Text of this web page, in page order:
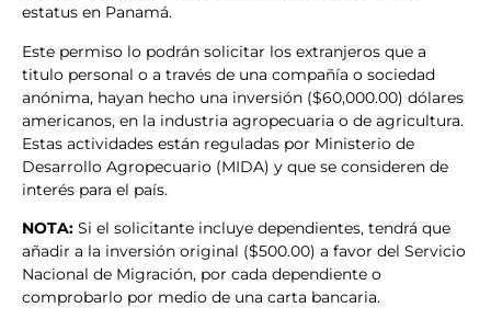
estatus en Panamá.
Este permiso lo podrán solicitar los extranjeros que a
titulo personal o a través de una compañía o sociedad
anónima, hayan hecho una inversión ($60,000.00) dólares
americanos, en la industria agropecuaria o de agricultura.
Estas actividades están reguladas por Ministerio de
Desarrollo Agropecuario (MIDA) y que se consideren de
interés para el país.
NOTA: Si el solicitante incluye dependientes, tendrá que
añadir a la inversión original ($500.00) a favor del Servicio
Nacional de Migración, por cada dependiente o
comprobarlo por medio de una carta bancaria.